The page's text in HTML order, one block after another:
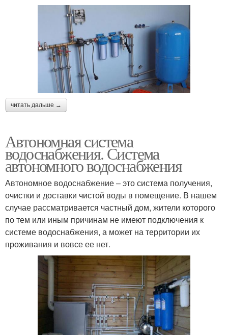
читать дальше →
Автономная система
водоснабжения. Система
автономного водоснабжения
Автономное водоснабжение – это система получения,
очистки и доставки чистой воды в помещение. В нашем
случае рассматривается частный дом, жители которого
по тем или иным причинам не имеют подключения к
системе водоснабжения, а может на территории их
проживания и вовсе ее нет.